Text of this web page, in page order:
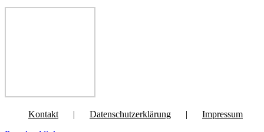
Kontakt Datenschutzerklärung
Impressum